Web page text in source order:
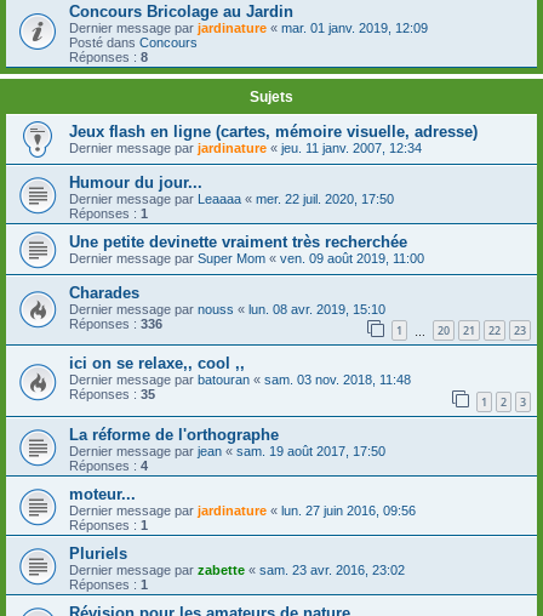
Concours Bricolage au Jardin
Dernier message par jardinature « mar. 01 janv. 2019, 12:09
Posté dans Concours
Réponses : 8
Sujets
Jeux flash en ligne (cartes, mémoire visuelle, adresse)
Dernier message par jardinature « jeu. 11 janv. 2007, 12:34
Humour du jour...
Dernier message par Leaaaa « mer. 22 juil. 2020, 17:50
Réponses : 1
Une petite devinette vraiment très recherchée
Dernier message par Super Mom « ven. 09 août 2019, 11:00
Charades
Dernier message par nouss « lun. 08 avr. 2019, 15:10
Réponses : 336 1 20 21 22 23
ici on se relaxe,, cool ,,
Dernier message par batouran « sam. 03 nov. 2018, 11:48
Réponses : 35 1 2 3
La réforme de l'orthographe
Dernier message par jean « sam. 19 août 2017, 17:50
Réponses : 4
moteur...
Dernier message par jardinature « lun. 27 juin 2016, 09:56
Réponses : 1
Pluriels
Dernier message par zabette « sam. 23 avr. 2016, 23:02
Réponses : 1